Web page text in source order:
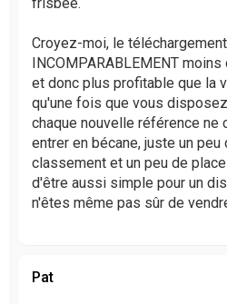
o
l
u
Croyez-moi, le
INCOMPARABLEMENT
et donc plus profitable que la
qu'une fois que vous
chaque nouvelle référence ne
entrer en bécane, juste un peu
classement et un peu de
d'être aussi simple pour un
n'êtes même pas sûr de
Pat